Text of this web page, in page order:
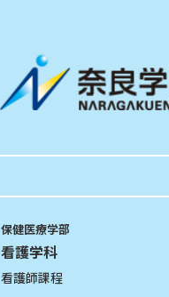
保健医療学部
看護学科
看護師課程